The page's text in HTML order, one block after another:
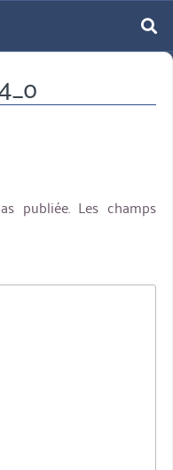
publiée. Les champs